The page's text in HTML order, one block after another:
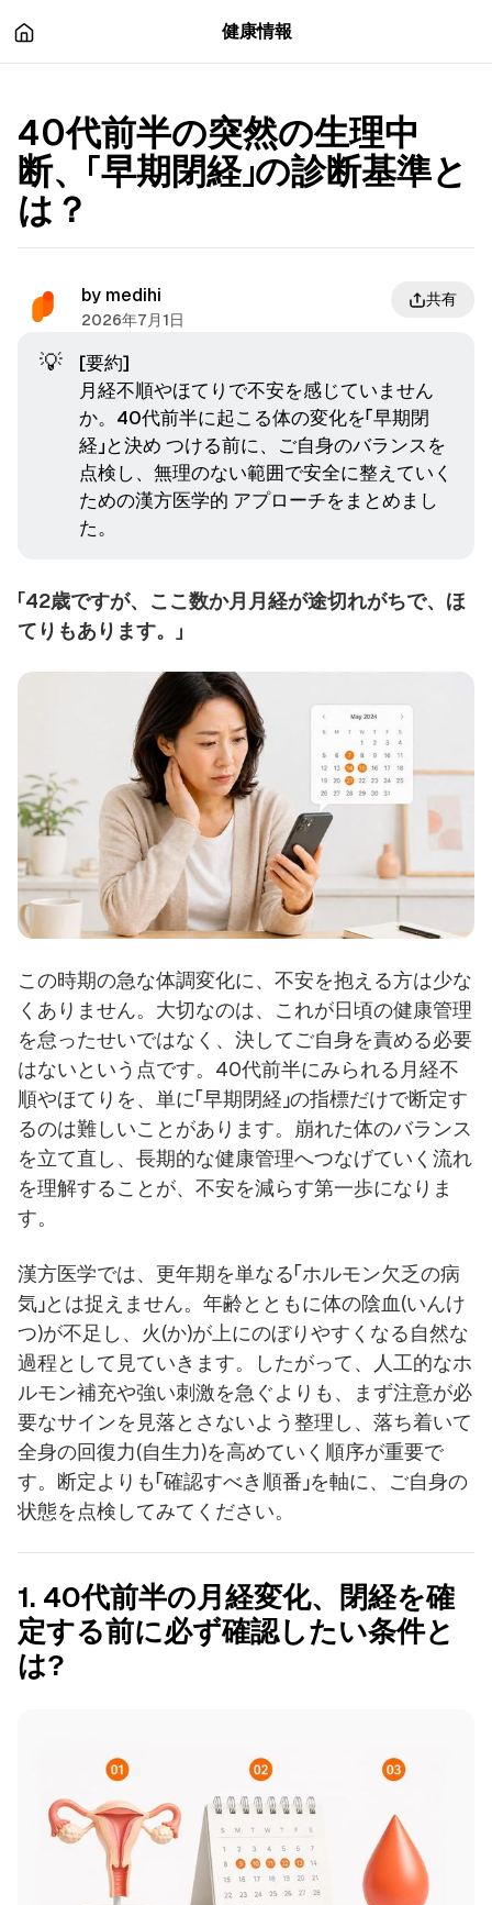
健康情報
40代前半の突然の生理中
断、「早期閉経」の診断基準と
は？
by medihi
2026年7月1日
共有
💡
[要約]
月経不順やほてりで不安を感じていません
か。40代前半に起こる体の変化を「早期閉
経」と決め つける前に、ご自身のバランスを
点検し、無理のない範囲で安全に整えていく
ための漢方医学的 アプローチをまとめまし
た。
「42歳ですが、ここ数か月月経が途切れがちで、ほ
てりもあります。」
この時期の急な体調変化に、不安を抱える方は少な
くありません。大切なのは、これが日頃の健康管理
を怠ったせいではなく、決してご自身を責める必要
はないという点です。40代前半にみられる月経不
順やほてりを、単に「早期閉経」の指標だけで断定す
るのは難しいことがあります。崩れた体のバランス
を立て直し、長期的な健康管理へつなげていく流れ
を理解することが、不安を減らす第一歩になりま
す。
漢方医学では、更年期を単なる「ホルモン欠乏の病
気」とは捉えません。年齢とともに体の陰血(いんけ
つ)が不足し、火(か)が上にのぼりやすくなる自然な
過程として見ていきます。したがって、人工的なホ
ルモン補充や強い刺激を急ぐよりも、まず注意が必
要なサインを見落とさないよう整理し、落ち着いて
全身の回復力(自生力)を高めていく順序が重要で
す。断定よりも「確認すべき順番」を軸に、ご自身の
状態を点検してみてください。
1. 40代前半の月経変化、閉経を確
定する前に必ず確認したい条件と
は?